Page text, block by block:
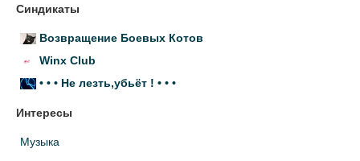
Синдикаты
Возвращение Боевых Котов
Winx Club
• • • Не лезть,убьёт ! • • •
Интересы
Музыка